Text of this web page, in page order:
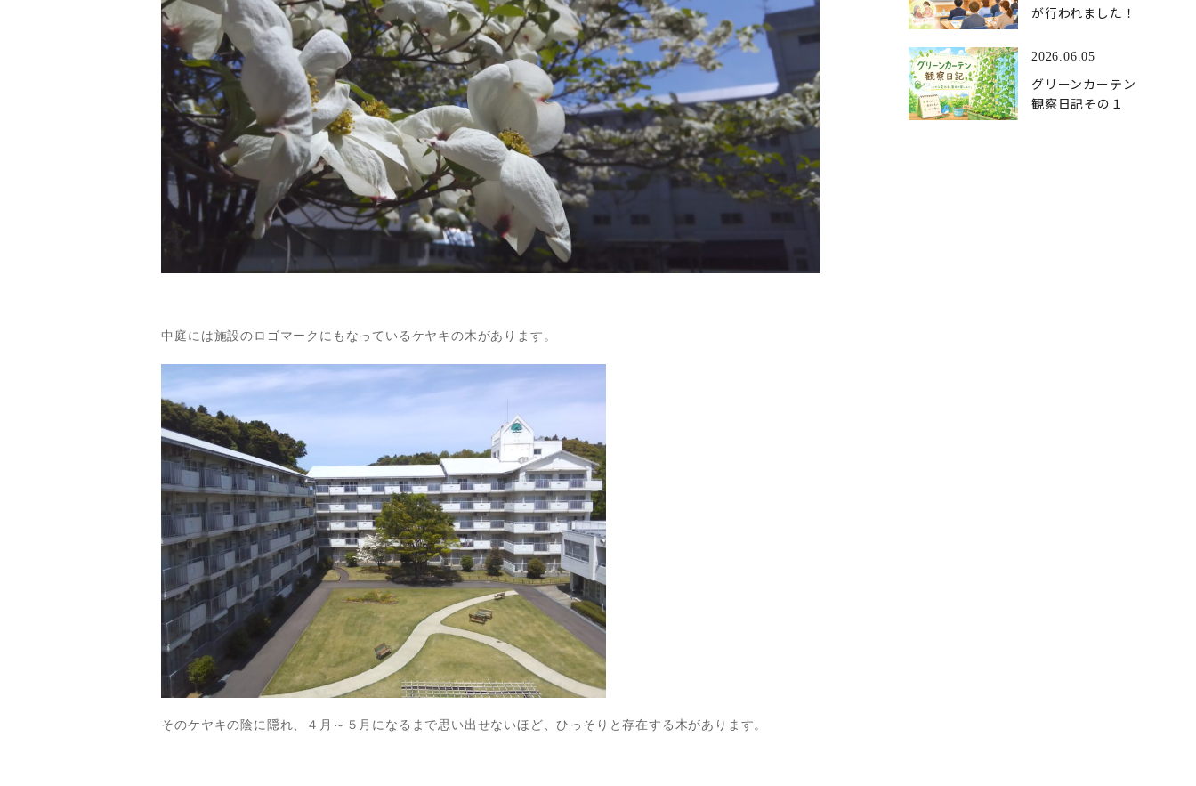
中庭には施設のロゴマークにもなっているケヤキの木があります。
そのケヤキの陰に隠れ、４月～５月になるまで思い出せないほど、ひっそりと存在する木があります。
が行われました！
2026.06.05
グリーンカーテン
観察日記その１